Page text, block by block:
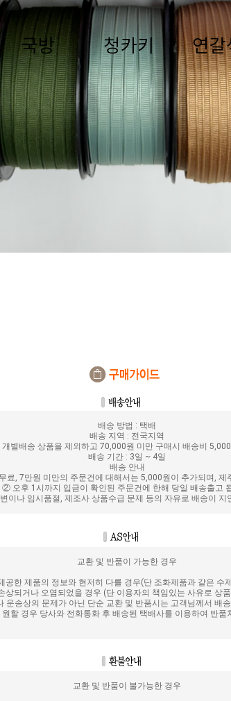
배송 방법 : 택배
배송 지역 : 전국지역
개별배송 상품을 제외하고 70,000원 미만 구매시 배송비
배송 기간 : 3일 ~ 4일
배송 안내
, 7만원 미만의 주문건에 대해서는 5,000원이 추가되며, 제
② 오후 1시까지 입금이 확인된 주문건에 한해 당일 배송출고
이나 임시품절, 제조사 상품수급 문제 등의 자유로 배송이 지
교환 및 반품이 가능한 경우
한 제품의 정보와 현저히 다를 경우(단 조화제품과 같은 수
되거나 오염되었을 경우 (단 이용자의 책임있는 사유로 상
운송상의 문제가 아닌 단순 교환 및 반품시는 고객님께서 배
할 경우 당사와 전화통화 후 배송된 택배사를 이용하여 반품
교환 및 반품이 불가능한 경우